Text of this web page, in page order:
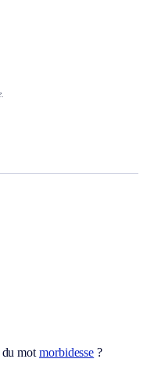
mot morbidesse ?